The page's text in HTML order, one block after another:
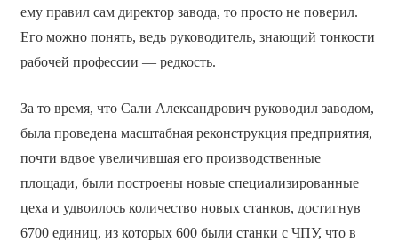
ему правил сам директор завода, то просто не поверил.
Его можно понять, ведь руководитель, знающий тонкости
рабочей профессии — редкость.
За то время, что Сали Александрович руководил заводом,
была проведена масштабная реконструкция предприятия,
почти вдвое увеличившая его производственные
площади, были построены новые специализированные
цеха и удвоилось количество новых станков, достигнув
6700 единиц, из которых 600 были станки с ЧПУ, что в